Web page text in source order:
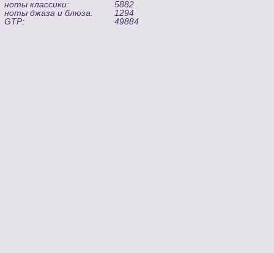
ноты классики:
5882
ноты джаза и блюза:
1294
GTP:
49884